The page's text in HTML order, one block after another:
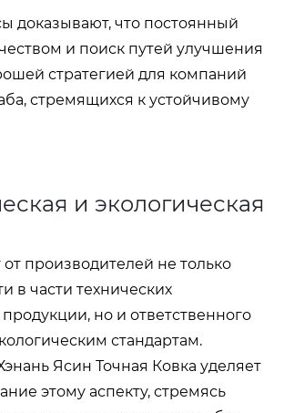
доказывают, что постоянный
и поиск путей улучшения
стратегией для компаний
стремящихся к устойчивому
и экологическая
производителей не только
в части технических
продукции, но и ответственного
стандартам.
Ясин Точная Ковка уделяет
этому аспекту, стремясь